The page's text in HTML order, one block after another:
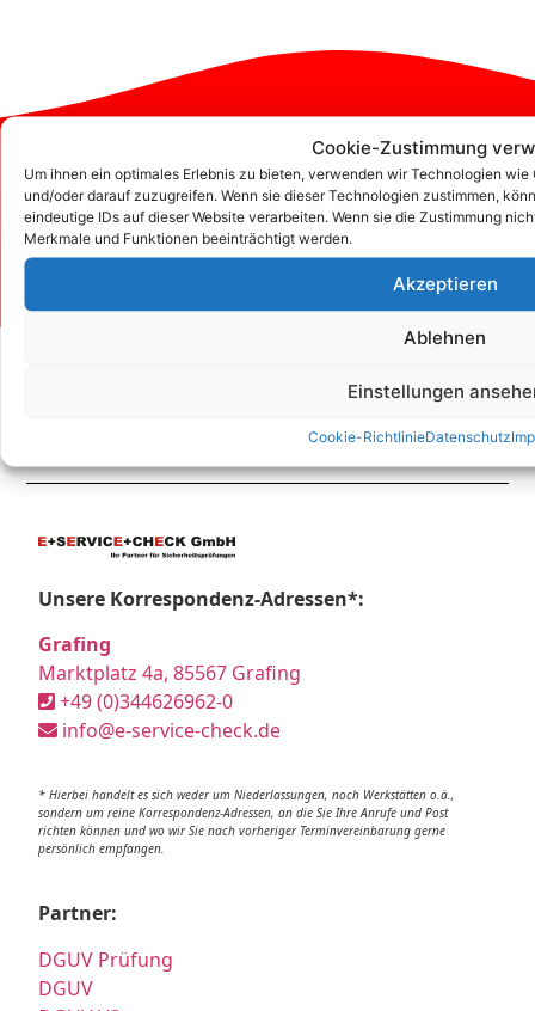
Cookie-Zustimmung
Um ihnen ein optimales Erlebnis zu bieten, verwenden wir Technologien
und/oder darauf zuzugreifen. Wenn sie dieser Technologien zustimmen,
eindeutige IDs auf dieser Website verarbeiten. Wenn sie die Zustimmung
Merkmale und Funktionen beeinträchtigt werden.
Akzeptieren
Ablehnen
Einstellungen
Cookie-RichtlinieDatenschutz
Zum Kontaktformular
Kontakt
Unsere Korrespondenz-Adressen*:
Grafing
Marktplatz 4a, 85567 Grafing
+49 (0)344626962-0
info@e-service-check.de
* Hierbei handelt es sich weder um Niederlassungen, noch Werkstätten o.ä.,
sondern um reine Korrespondenz-Adressen, an die Sie Ihre Anrufe und Post
richten können und wo wir Sie nach vorheriger Terminvereinbarung gerne
persönlich empfangen.
Partner:
DGUV Prüfung
DGUV